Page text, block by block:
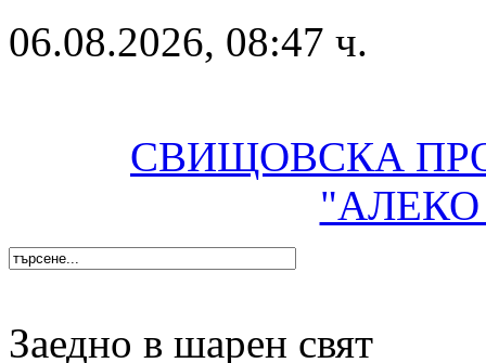
06.08.2026, 08:47 ч.
СВИЩОВСКА
Заедно в шарен свят